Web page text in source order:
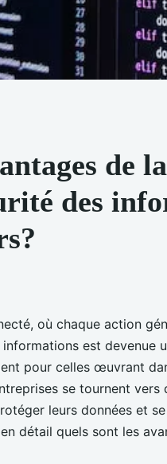
de
des
où chaque action
est devenue
pour celles œuvrant
se tournent vers
leurs données et
détail quels sont les